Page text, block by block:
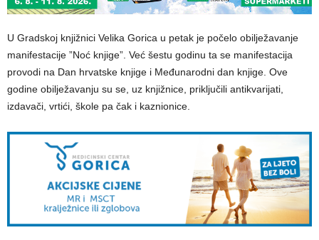
U Gradskoj knjižnici Velika Gorica u petak je počelo obilježavanje
manifestacije ”Noć knjige”. Već šestu godinu ta se manifestacija
provodi na Dan hrvatske knjige i Međunarodni dan knjige. Ove
godine obilježavanju su se, uz knjižnice, priključili antikvarijati,
izdavači, vrtići, škole pa čak i kaznionice.